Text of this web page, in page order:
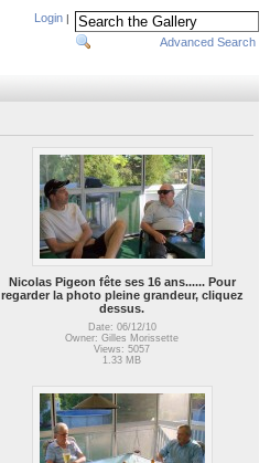
Login |
Advanced Search
Nicolas Pigeon fête ses 16 ans......Pour
regarder la photo pleine grandeur, cliquez
dessus.
Date: 06/12/10
Owner: Gilles Morissette
Views: 5057
1.33 MB